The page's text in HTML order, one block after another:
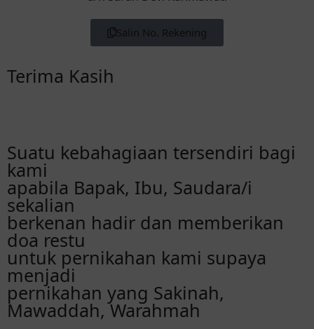
terbaik buat kalian 🤲🏻😇❤️
warahmah, GK bisa Dateng sayang
kondangan lewat online kirim norek☺️😁
Lina
Selamat ya sarah lancar² sampe hari -H 🥰
Salin No. Rekening
Terima Kasih
Suatu kebahagiaan tersendiri bagi
kami
apabila Bapak, Ibu, Saudara/i
sekalian
berkenan hadir dan memberikan
doa restu
untuk pernikahan kami supaya
menjadi
pernikahan yang Sakinah,
Mawaddah, Warahmah